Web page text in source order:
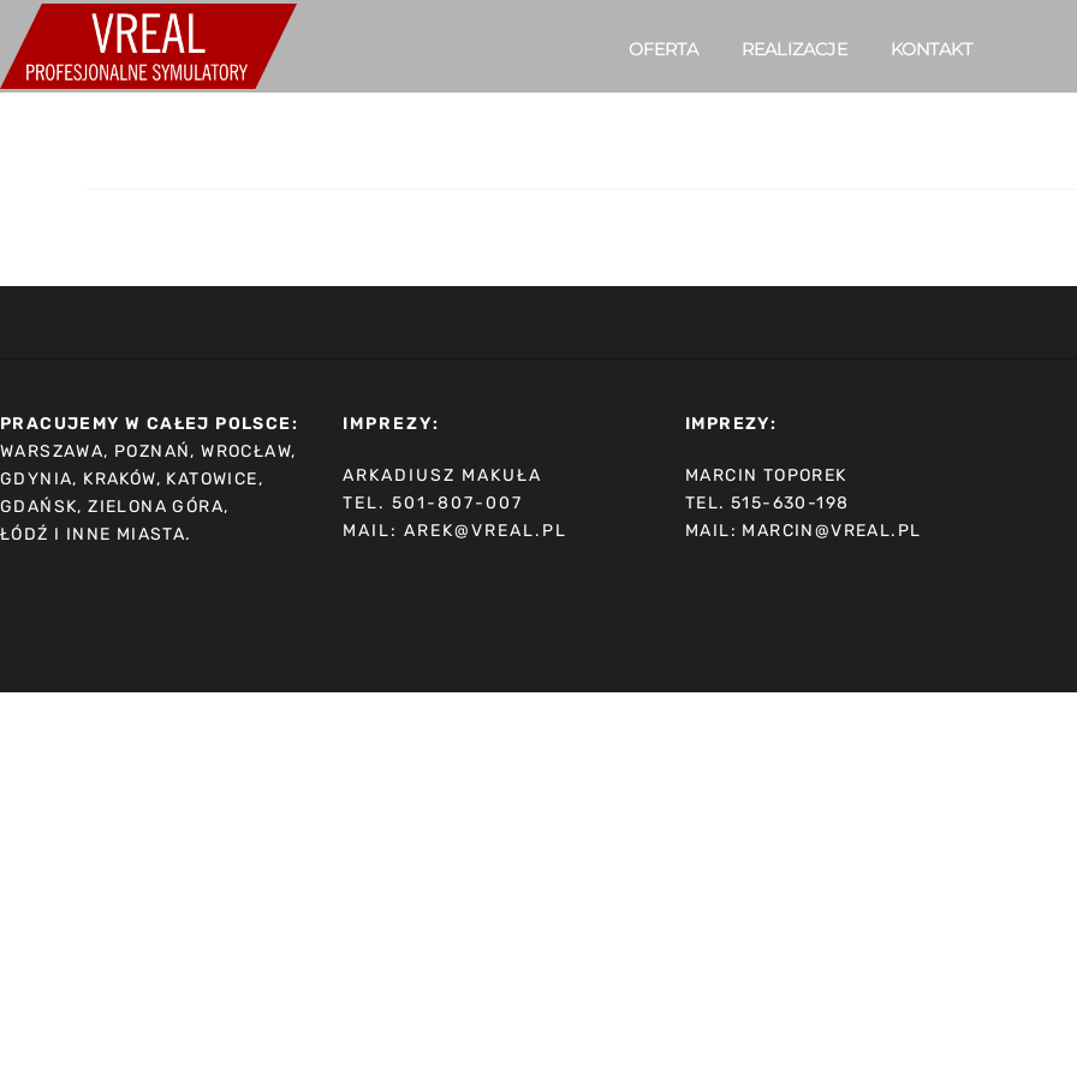
OFERTA REALIZACJE KONTAKT
PRACUJEMY W CAŁEJ POLSCE:
WARSZAWA, POZNAŃ, WROCŁAW,
GDYNIA, KRAKÓW, KATOWICE,
GDAŃSK, ZIELONA GÓRA,
ŁÓDŹ I INNE MIASTA.
IMPREZY:
ARKADIUSZ MAKUŁA
TEL. 501-807-007
MAIL: AREK@VREAL.PL
IMPREZY:
MARCIN TOPOREK
TEL. 515-630-198
MAIL: MARCIN@VREAL.PL